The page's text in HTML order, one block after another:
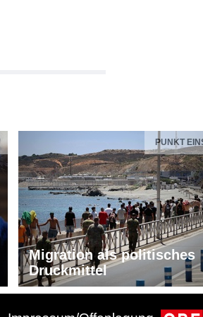
PUNKT
Migration als politisches
Druckmittel